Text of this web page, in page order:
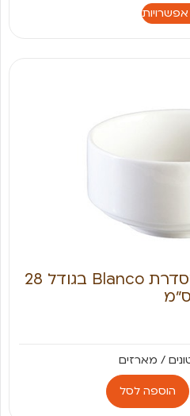
קערה (בול) למרק מסדרת Blanco בגודל 28
ס״מ
הוספה לסל